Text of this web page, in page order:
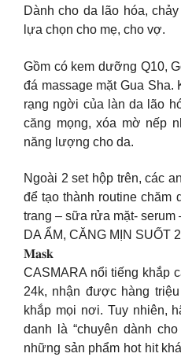
Dành cho da lão hóa,
lựa chọn cho mẹ, cho vợ.
Gồm có kem dưỡng Q10,
đá massage mặt Gua
rạng ngời của làn da lão
căng mọng, xóa mờ nếp
năng lượng cho da.
Ngoài 2 set hộp trên, các
để tạo thành routine chăm
trang – sữa rửa mặt- serum
DA ẨM, CĂNG MỊN SUỐT
𝐌𝐚𝐬𝐤
CASMARA nổi tiếng khắp
24k, nhận được hàng
khắp mọi nơi. Tuy nhiên,
danh là “chuyên dành
những sản phẩm hot hit